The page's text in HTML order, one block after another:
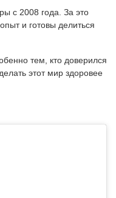
с 2008 года. За это
и готовы делиться
тем, кто доверился
этот мир здоровее